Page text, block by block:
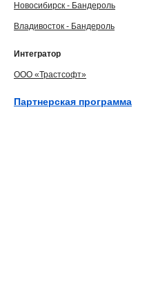
Новосибирск - Бандероль
Владивосток - Бандероль
Интегратор
ООО «Трастсофт»
Партнерская программа